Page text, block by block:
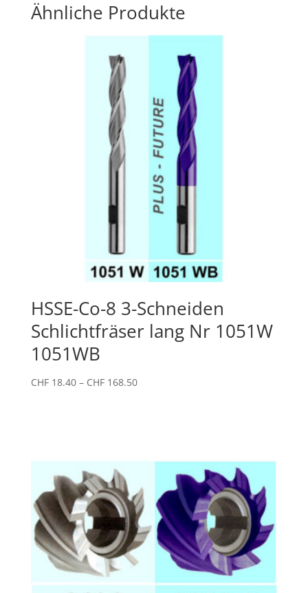
Ähnliche Produkte
HSSE-Co-8 3-Schneiden
Schlichtfräser lang Nr 1051W
1051WB
CHF18.40 – CHF168.50Preisspanne: